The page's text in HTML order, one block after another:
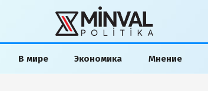
В мире Экономика Мнение